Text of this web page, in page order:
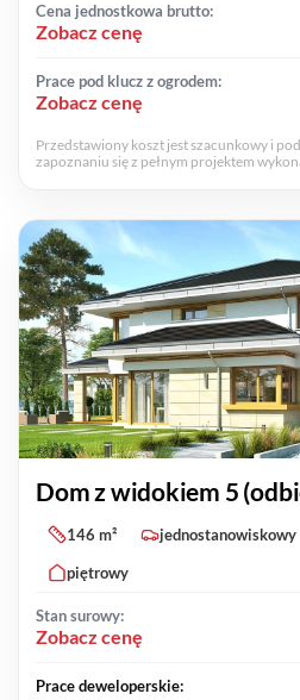
Cena jednostkowa brutto:
Zobacz cenę
Prace pod klucz z ogrodem:
Zobacz cenę
Przedstawiony koszt jest szacunkowy i
zapoznaniu się z pełnym projektem
Dom z widokiem 5
146 m² jednostanowiskowy
piętrowy
Stan surowy:
Zobacz cenę
Prace deweloperskie: